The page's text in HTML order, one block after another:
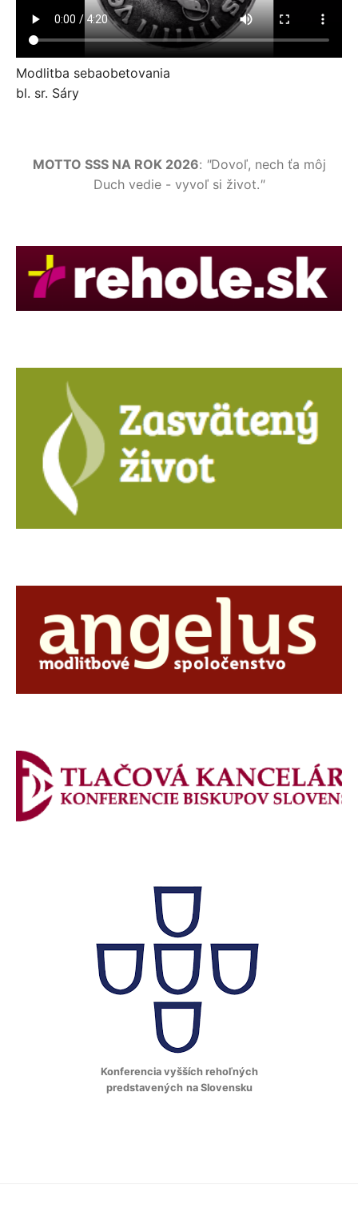
Modlitba sebaobetovania
bl. sr. Sáry
MOTTO SSS NA ROK 2026: "Dovoľ, nech ťa môj
Duch vedie - vyvoľ si život."
Konferencia vyšších rehoľných
predstavených na Slovensku